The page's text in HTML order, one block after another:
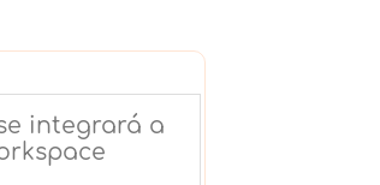
integrará a